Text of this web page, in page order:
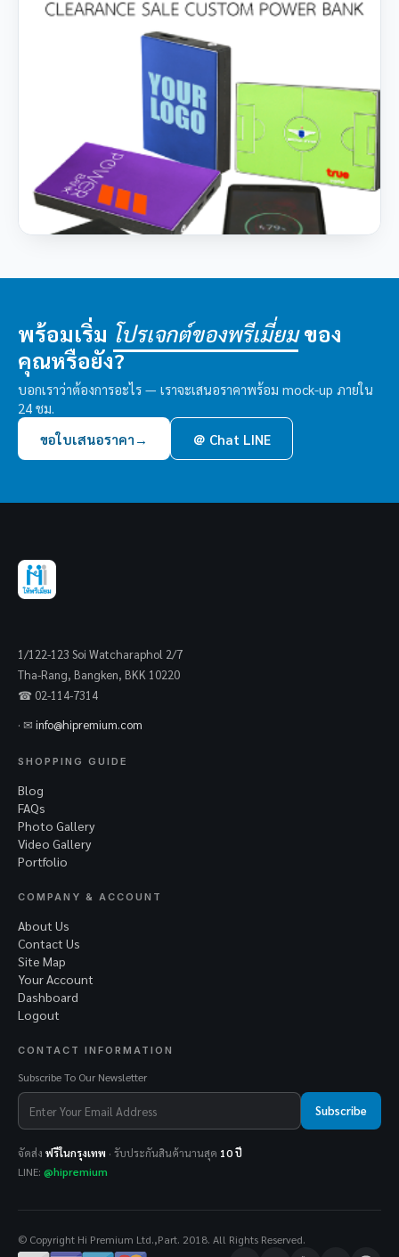
พร้อมเริ่ม โปรเจกต์ของพรีเมี่ยมของ
คุณหรือยัง?
บอกเราว่าต้องการอะไร — เราจะเสนอราคาพร้อม mock-up ภายใน
24 ชม.
ขอใบเสนอราคา → ＠ Chat LINE
1/122-123 Soi Watcharaphol 2/7
Tha-Rang, Bangken, BKK 10220
☎ 02-114-7314
· ✉ info@hipremium.com
SHOPPING GUIDE
Blog
FAQs
Photo Gallery
Video Gallery
Portfolio
COMPANY & ACCOUNT
About Us
Contact Us
Site Map
Your Account
Dashboard
Logout
CONTACT INFORMATION
Subscribe To Our Newsletter
Subscribe
จัดส่ง ฟรีในกรุงเทพ · รับประกันสินค้านานสุด 10 ปี
LINE: @hipremium
© Copyright Hi Premium Ltd.,Part. 2018. All Rights Reserved.